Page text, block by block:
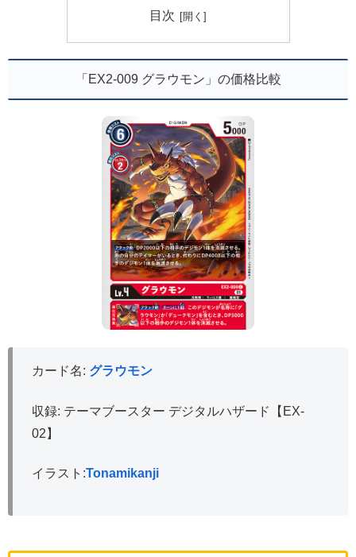
目次
「EX2-009 グラウモン」の価格比較
カード名: グラウモン
収録: テーマブースター デジタルハザード【EX-
02】
イラスト:Tonamikanji